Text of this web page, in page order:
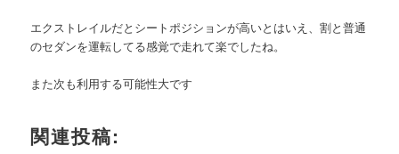
エクストレイルだとシートポジションが高いとはいえ、割と普通
のセダンを運転してる感覚で走れて楽でしたね。
また次も利用する可能性大です
関連投稿: